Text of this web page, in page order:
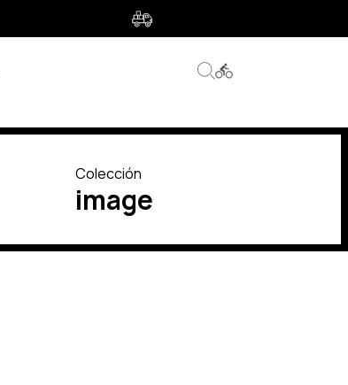
Colección
image